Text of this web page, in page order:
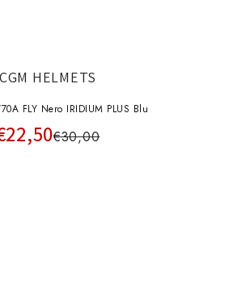
CGM HELMETS
FLY Nero IRIDIUM PLUS Blu
€30,00